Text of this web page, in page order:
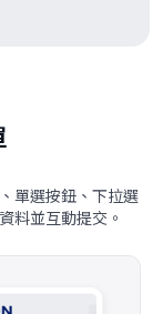
單選按鈕、下拉選
料並互動提交。